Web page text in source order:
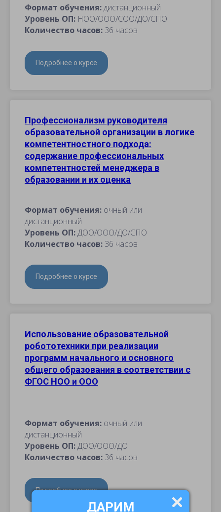
ДАРИМ
Формат обучения:дистанционный
Уровень ОП: НОО/ООО/СОО/ДО/СПО
Количество часов: 36 часов
Подробнее о курсе
Профессионализм руководителя
образовательной организации в логике
компетентностного подхода:
содержание профессиональных
компетентностей менеджера в
образовании и их оценка
Формат обучения: очный или
дистанционный
Уровень ОП:ДОО/ООО/ДО/СПО
Количество часов: 36 часов
Подробнее о курсе
Использование образовательной
робототехники при реализации
программ начального и основного
общего образования в соответствии с
ФГОС НОО и ООО
Формат обучения: очный или
дистанционный
Уровень ОП:ДОО/ООО/ДО
Количество часов: 36 часов
Подробнее о курсе